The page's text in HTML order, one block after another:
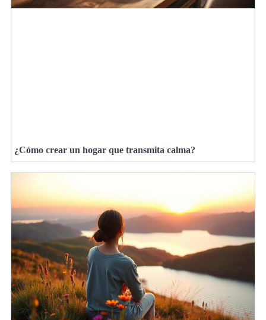
¿Cómo crear un hogar que transmita calma?